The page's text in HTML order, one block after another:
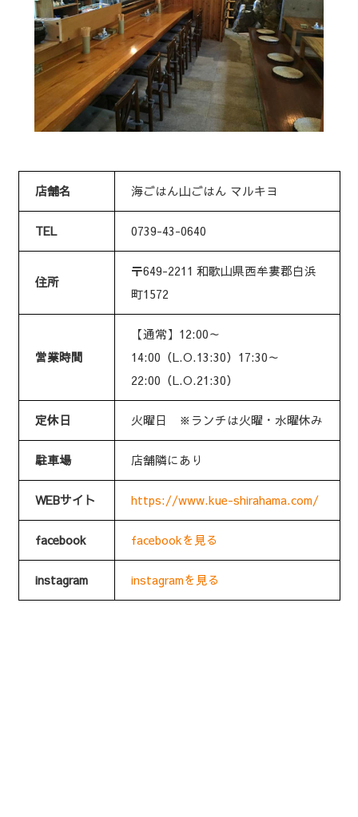
店舗名 海ごはん山ごはん マルキヨ
TEL 0739-43-0640
住所
〒649-2211 和歌山県西牟婁郡白浜
町1572
営業時間
【通常】12:00～
14:00（L.O.13:30）17:30～
22:00（L.O.21:30）
定休日 火曜日 ※ランチは火曜・水曜休み
駐車場 店舗隣にあり
WEBサイト https://www.kue-shirahama.com/
facebook facebookを見る
instagram instagramを見る